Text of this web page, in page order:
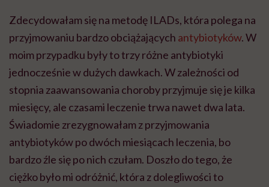
Zdecydowałam się na metodę ILADs, która polega na
przyjmowaniu bardzo obciążających antybiotyków. W
moim przypadku były to trzy różne antybiotyki
jednocześnie w dużych dawkach. W zależności od
stopnia zaawansowania choroby przyjmuje się je kilka
miesięcy, ale czasami leczenie trwa nawet dwa lata.
Świadomie zrezygnowałam z przyjmowania
antybiotyków po dwóch miesiącach leczenia, bo
bardzo źle się po nich czułam. Doszło do tego, że
ciężko było mi odróżnić, która z dolegliwości to